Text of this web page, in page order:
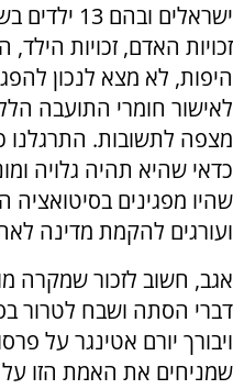
זכויות האדם, זכויות
היפות, לא מצא לנכון
לאישור חומרי התועבה
מצפה לתשובות. התרגלנו
כדאי שהיא תהיה גלויה
שהיו מפגינים בסיטואציה
ועורגים להקמת מדינה
אגב, חשוב לזכור שמקרה
דברי הסתה ושבח לטרור
ויבורך יורם אטינגר על
שמניחים את האמת הזו